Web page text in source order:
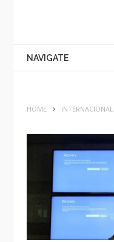
NAVIGATE
HOME INTERNACIONAL